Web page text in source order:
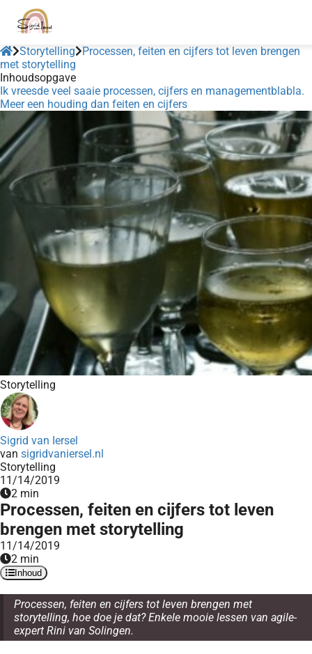
Storytelling
Processen, feiten en cijfers tot leven brengen
met storytelling
Inhoudsopgave
Ik vreesde veel saaie processen, cijfers en managementblabla.
Meer een houding dan feiten en cijfers
Storytelling
Sigrid van Iersel
van sigridvaniersel.nl
Storytelling
11/14/2019
2 min
Processen, feiten en cijfers tot leven
brengen met storytelling
11/14/2019
2 min
Inhoud
Processen, feiten en cijfers tot leven brengen met
storytelling, hoe doe je dat? Enkele mooie lessen van agile-
expert Rini van Solingen.